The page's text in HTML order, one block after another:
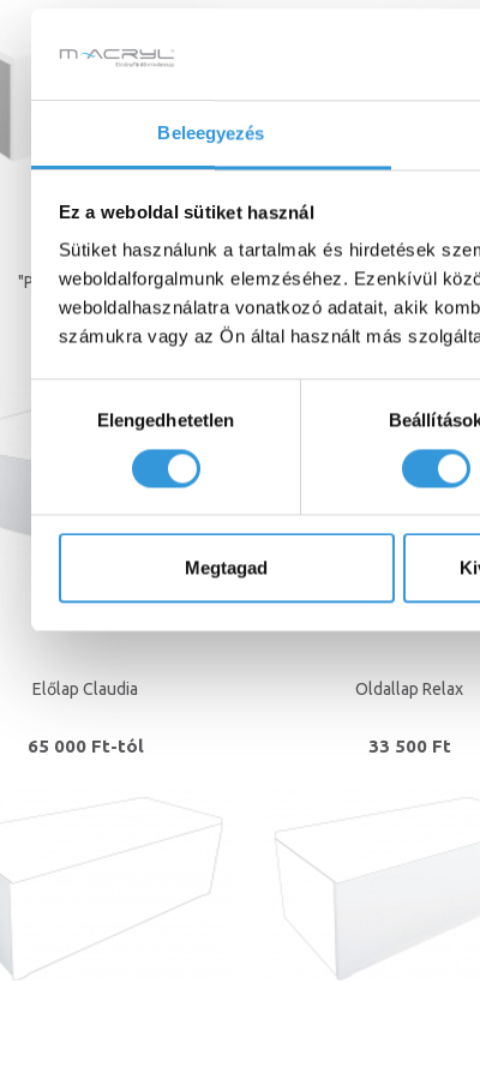
Beleegyezés
Ez a weboldal sütiket használ
Sütiket használunk a tartalmak és hirdetések
weboldalforgalmunk elemzéséhez. Ezenkívül
weboldalhasználatra vonatkozó adatait, akik
számukra vagy az Ön által használt más
kiválasztásaElengedhetetlen
Megtagad
"P" típusú oldallap
39 500 Ft
"P" típusú előlap
78 000 Ft
Előlap Claudia
65 000 Ft-tól
Oldallap Relax
33 500 Ft